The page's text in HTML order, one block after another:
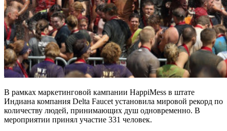
В рамках маркетинговой кампании HappiMess в штате
Индиана компания Delta Faucet установила мировой рекорд по
количеству людей, принимающих душ одновременно. В
мероприятии принял участие 331 человек.